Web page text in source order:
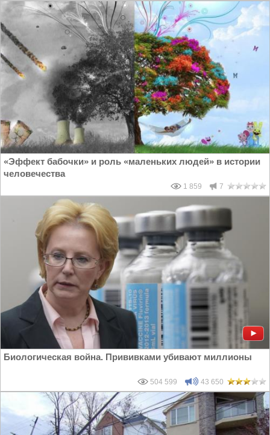
«Эффект бабочки» и роль «маленьких людей» в истории
человечества
1 859 7
Биологическая война. Прививками убивают миллионы
504 599 43 650